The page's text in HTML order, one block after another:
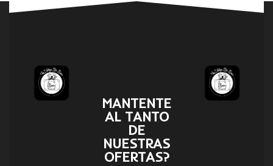
MANTENTE
AL TANTO
DE
NUESTRAS
OFERTAS?